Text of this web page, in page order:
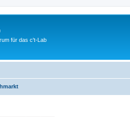
für das c't-Lab